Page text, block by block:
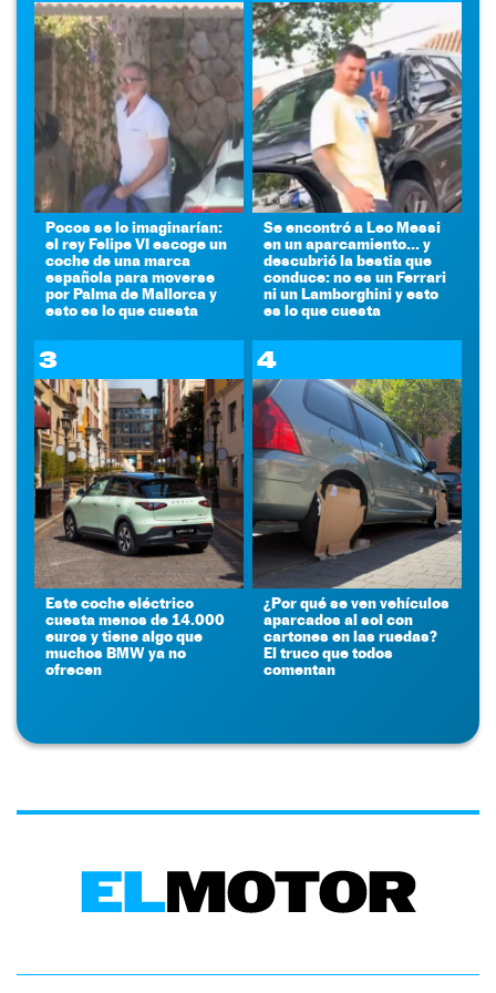
Pocos se lo imaginarían:
el rey Felipe VI escoge un
coche de una marca
española para moverse
por Palma de Mallorca y
esto es lo que cuesta
Se encontró a Leo Messi
en un aparcamiento... y
descubrió la bestia que
conduce: no es un Ferrari
ni un Lamborghini y esto
es lo que cuesta
3
Este coche eléctrico
cuesta menos de 14.000
euros y tiene algo que
muchos BMW ya no
ofrecen
4
¿Por qué se ven vehículos
aparcados al sol con
cartones en las ruedas?
El truco que todos
comentan